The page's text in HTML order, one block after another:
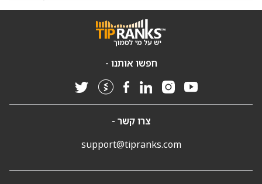
חפשו אותנו -
צרו קשר -
support@tipranks.com